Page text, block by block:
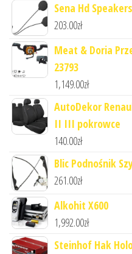
Sena Hd
203.00zł
Meat & Doria
23793
1,149.00zł
AutoDekor
II III pokrowce
140.00zł
Blic Podnośnik
261.00zł
Alkohit X600
1,992.00zł
Steinhof Hak